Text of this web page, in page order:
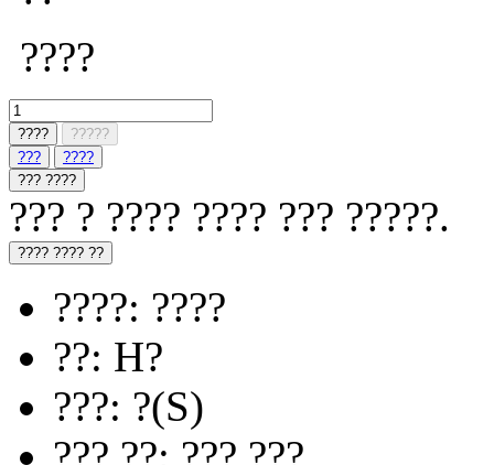
????
????
?????
???
????
??? ????
??? ? ???? ???? ??? ?????.
???? ???? ??
????: ????
??: H?
???: ?(S)
??? ??: ??? ???